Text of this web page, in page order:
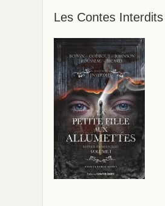
Les Contes